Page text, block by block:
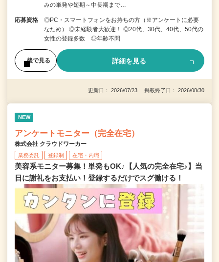
みの単発や短期～中長期まで…
応募資格
◎PC・スマートフォンをお持ちの方（※アンケートに必要
なため） ◎未経験者大歓迎！ ◎20代、30代、40代、50代の
女性の登録多数 ◎年齢不問
後で見る 詳細を見る
更新日： 2026/07/23 掲載終了日： 2026/08/30
NEW
アンケートモニター（完全在宅）
株式会社 クラウドワーカー
業務委託 登録制 在宅・内職
美容系モニター募集！単発もOK♪【人気の完全在宅♪】当
日に謝礼をお支払い！登録するだけでスグ働ける！